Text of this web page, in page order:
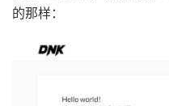
的那样：